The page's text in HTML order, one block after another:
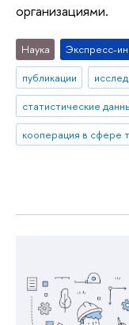
организациями.
Наука Экспресс-
публикации
статистические
кооперация в сфере